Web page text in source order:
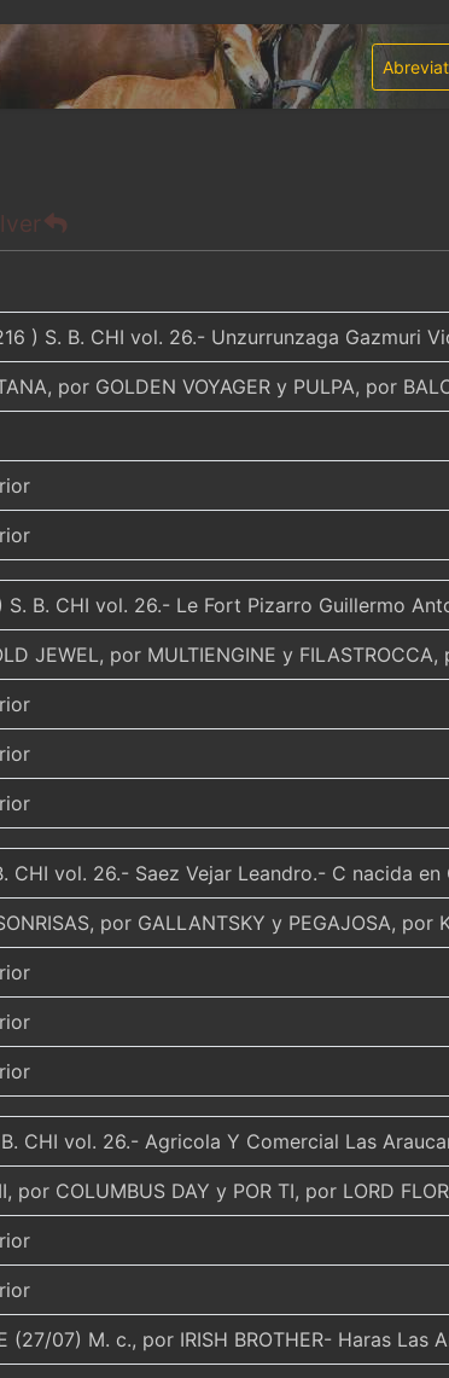
) S. B. CHI vol. 26.- Unzurrunzaga Gazmuri
por GOLDEN VOYAGER y PULPA, por
B. CHI vol. 26.- Le Fort Pizarro Guillermo
JEWEL, por MULTIENGINE y FILASTROCCA,
CHI vol. 26.- Saez Vejar Leandro.- C nacida en
por GALLANTSKY y PEGAJOSA, por
CHI vol. 26.- Agricola Y Comercial Las
por COLUMBUS DAY y POR TI, por LORD
(27/07) M. c., por IRISH BROTHER- Haras Las